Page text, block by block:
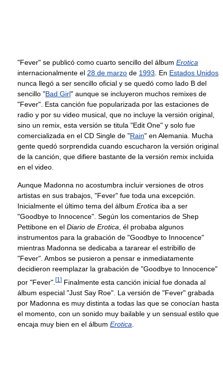
"Fever" se publicó como cuarto sencillo del álbum Erotica
internacionalmente el 28 de marzo de 1993 . En Estados Unidos
nunca llegó a ser sencillo oficial y se quedó como lado B del
sencillo "Bad Girl" aunque se incluyeron muchos remixes de
"Fever". Esta canción fue popularizada por las estaciones de
radio y por su video musical, que no incluye la versión original,
sino un remix, esta versión se titula "Edit One" y solo fue
comercializada en el CD Single de "Rain" en Alemania. Mucha
gente quedó sorprendida cuando escucharon la versión original
de la canción, que difiere bastante de la versión remix incluida
en el video.
Aunque Madonna no acostumbra incluir versiones de otros
artistas en sus trabajos, "Fever" fue toda una excepción.
Inicialmente el último tema del álbum Erotica iba a ser
"Goodbye to Innocence". Según los comentarios de Shep
Pettibone en el Diario de Erotica , él probaba algunos
instrumentos para la grabación de "Goodbye to Innocence"
mientras Madonna se dedicaba a tararear el estribillo de
"Fever". Ambos se pusieron a pensar e inmediatamente
decidieron reemplazar la grabación de "Goodbye to Innocence"
por "Fever". [1 ] Finalmente esta canción inicial fue donada al
álbum especial "Just Say Roe". La versión de "Fever" grabada
por Madonna es muy distinta a todas las que se conocían hasta
el momento, con un sonido muy bailable y un sensual estilo que
encaja muy bien en el álbum Erotica